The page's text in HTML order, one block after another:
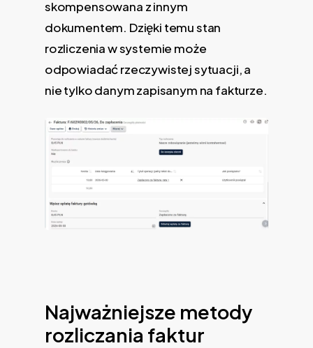
skompensowana z innym
dokumentem. Dzięki temu stan
rozliczenia w systemie może
odpowiadać rzeczywistej sytuacji, a
nie tylko danym zapisanym na fakturze.
Najważniejsze metody
rozliczania faktur